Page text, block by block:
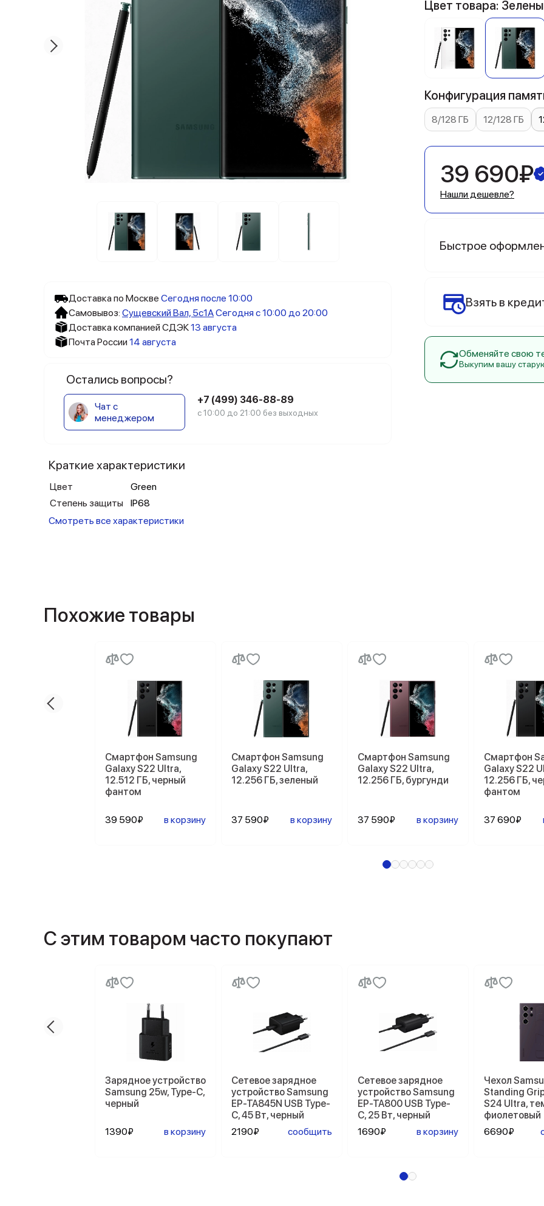
Доставка по Москве Сегодня после 10:00
Самовывоз: Сущевский Вал, 5c1АСегодня с 10:00 до 20:00
Доставка компанией СДЭК13 августа
Почта России 14 августа
Остались вопросы?
Чат с
менеджером
+7 (499) 346-88-89
с 10:00 до 21:00 без выходных
Краткие характеристики
Цвет
Green
Степень защиты
IP68
Смотреть все характеристики
Цвет товара:
Конфигурация
8/128 ГБ 12/128 ГБ
39 690₽
Нашли дешевле?
Быстрое
Взять в
Обменяйте свою
Выкупим вашу
Похожие товары
Смартфон Samsung
Galaxy S22 Ultra,
12.512 ГБ, черный
фантом
39 590₽ в корзину
Смартфон Samsung
Galaxy S22 Ultra,
12.256 ГБ, зеленый
37 590₽ в корзину
Смартфон Samsung
Galaxy S22 Ultra,
12.256 ГБ, бургунди
37 590₽ в корзину
Смартфон
Galaxy S22
12.256 ГБ,
фантом
37 690₽
С этим товаром часто покупают
Зарядное устройство
Samsung 25w, Type-C,
черный
1390₽ в корзину
Сетевое зарядное
устройство Samsung
EP-TA845N USB Type-
C, 45 Вт, черный
2190₽
сообщить
Сетевое зарядное
устройство Samsung
EP-TA800 USB Type-
C, 25 Вт, черный
1690₽
в корзину
Чехол
Standing
S24 Ultra,
фиолетовый
6690₽